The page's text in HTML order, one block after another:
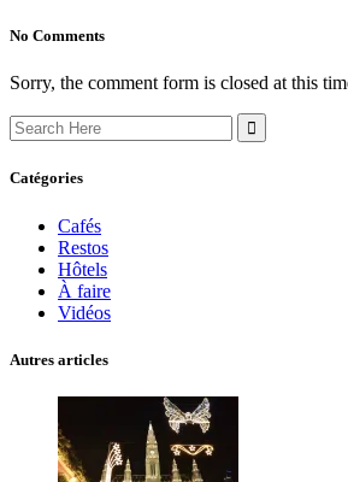
No Comments
Sorry, the comment form is closed at this
Search
for:
Catégories
Cafés
Restos
Hôtels
À faire
Vidéos
Autres articles